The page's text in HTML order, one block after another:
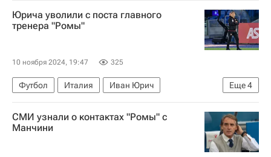
Юрича уволили с поста главного
тренера "Ромы"
10 ноября 2024, 19:47 325
Еще4
Футбол Италия
Иван Юрич
Даниэле Де Росси
Роберто Манчини
Болонья
Рома
СМИ узнали о контактах "Ромы" с
Манчини